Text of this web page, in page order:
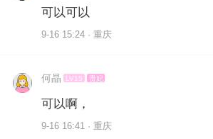
可以可以
9-16 15:24 · 重庆
何晶 LV15 贵妃
可以啊，
9-16 16:41 · 重庆